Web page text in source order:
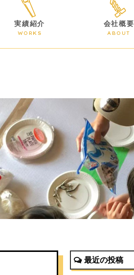
実績紹介
WORKS
会社概要
ABOUT
最近の投稿